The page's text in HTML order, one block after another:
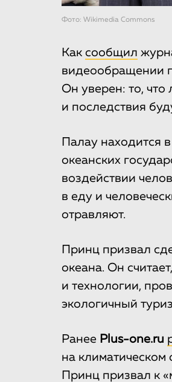
Фото: Wikimedia Commons
Как сообщил
видеообращении
Он уверен: то,
и последствия
Палау находится
океанских
воздействии
в еду и
отравляют.
Принц призвал
океана. Он
и технологии,
экологичный
Ранее Plus-one.ru
на
Принц призвал к